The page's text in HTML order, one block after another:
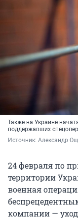
Также на Украине
поддержавших
Источник: Александр
24 февраля по
территории
военная
компании —